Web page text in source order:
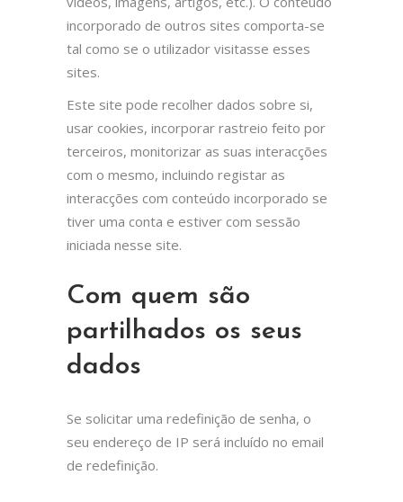
incorporado de outros sites comporta-se
tal como se o utilizador visitasse esses
sites.
Este site pode recolher dados sobre si,
usar cookies, incorporar rastreio feito por
terceiros, monitorizar as suas interacções
com o mesmo, incluindo registar as
interacções com conteúdo incorporado se
tiver uma conta e estiver com sessão
iniciada nesse site.
Com quem são
partilhados os seus
dados
Se solicitar uma redefinição de senha, o
seu endereço de IP será incluído no email
de redefinição.